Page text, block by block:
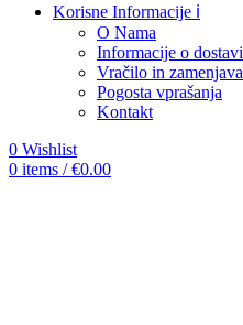
Korisne Informacije ℹ️
O Nama
Informacije o dostavi
Vračilo in zamenjava
Pogosta vprašanja
Kontakt
0 Wishlist
0 items / €0.00